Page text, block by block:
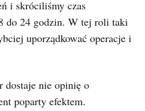
i skróciliśmy czas
do 24 godzin. W tej roli taki
uporządkować operacje i
dostaje nie opinię o
poparty efektem.